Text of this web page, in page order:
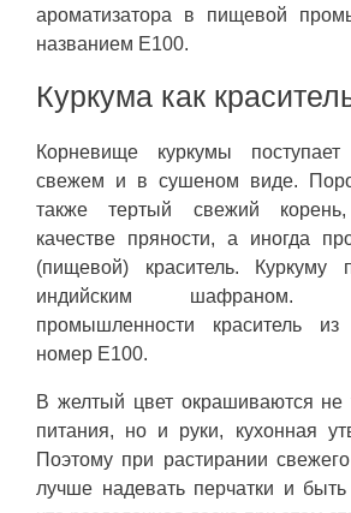
ароматизатора в пищевой
названием E100.
Куркума как
Корневище куркумы
свежем и в сушеном виде.
также тертый свежий
качестве пряности, а иногда
(пищевой) краситель. Куркуму
индийским
промышленности краситель
номер E100.
В желтый цвет окрашиваются не
питания, но и руки, кухонная
Поэтому при растирании
лучше надевать перчатки и